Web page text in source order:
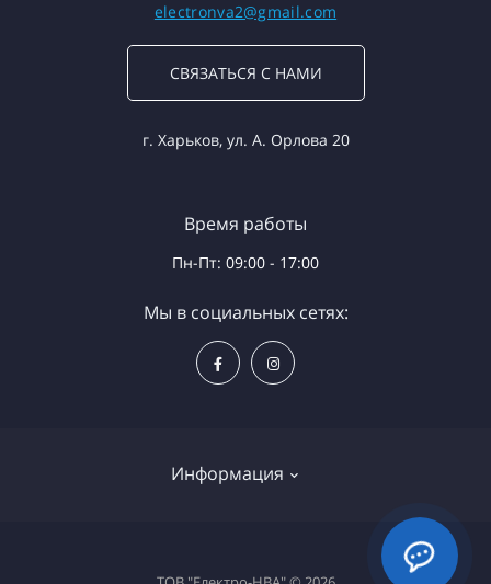
electronva2@gmail.com
СВЯЗАТЬСЯ С НАМИ
г. Харьков, ул. А. Орлова 20
Информация
Доставка и оплата
Время работы
Пн-Пт: 09:00 - 17:00
Мы в социальных сетях: